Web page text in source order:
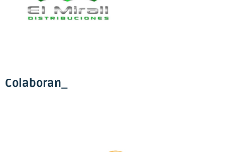
Colaboran_